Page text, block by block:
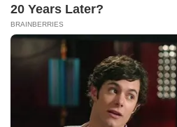
Copyright © 2026. All